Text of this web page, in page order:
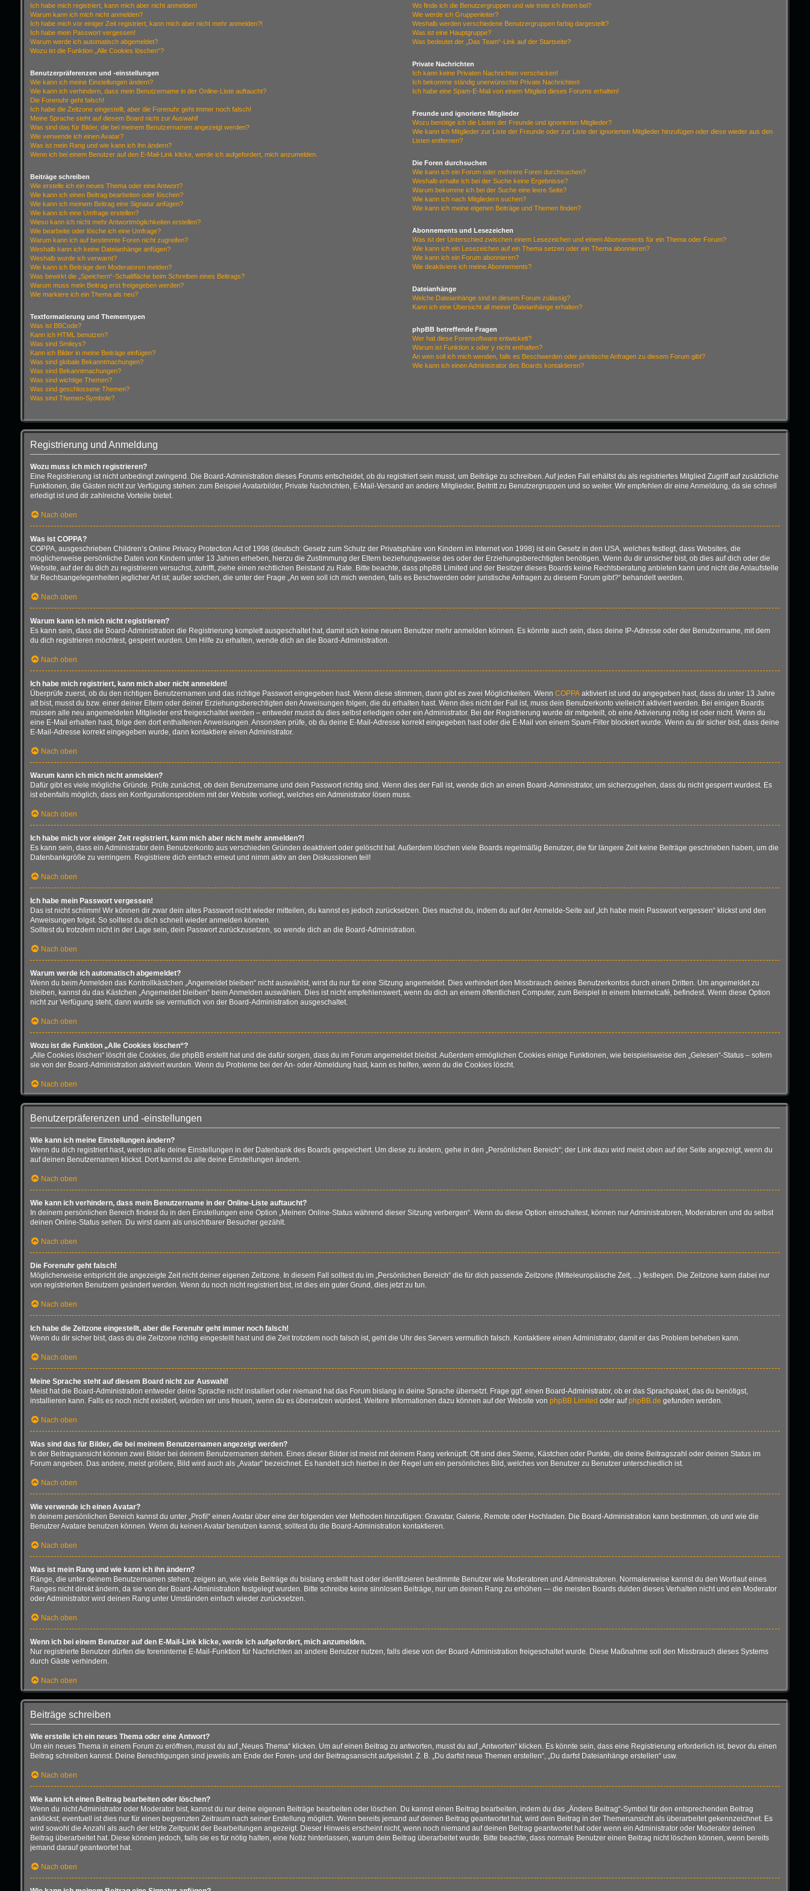
Ich habe mich registriert, kann mich aber nicht anmelden!
Warum kann ich mich nicht anmelden?
Ich habe mich vor einiger Zeit registriert, kann mich aber nicht mehr anmelden?!
Ich habe mein Passwort vergessen!
Warum werde ich automatisch abgemeldet?
Wozu ist die Funktion „Alle Cookies löschen“?
Benutzerpräferenzen und -einstellungen
Wie kann ich meine Einstellungen ändern?
Wie kann ich verhindern, dass mein Benutzername in der Online-Liste auftaucht?
Die Forenuhr geht falsch!
Ich habe die Zeitzone eingestellt, aber die Forenuhr geht immer noch falsch!
Meine Sprache steht auf diesem Board nicht zur Auswahl!
Was sind das für Bilder, die bei meinem Benutzernamen angezeigt werden?
Wie verwende ich einen Avatar?
Was ist mein Rang und wie kann ich ihn ändern?
Wenn ich bei einem Benutzer auf den E-Mail-Link klicke, werde ich aufgefordert, mich anzumelden.
Beiträge schreiben
Wie erstelle ich ein neues Thema oder eine Antwort?
Wie kann ich einen Beitrag bearbeiten oder löschen?
Wie kann ich meinem Beitrag eine Signatur anfügen?
Wie kann ich eine Umfrage erstellen?
Wieso kann ich nicht mehr Antwortmöglichkeiten erstellen?
Wie bearbeite oder lösche ich eine Umfrage?
Warum kann ich auf bestimmte Foren nicht zugreifen?
Weshalb kann ich keine Dateianhänge anfügen?
Weshalb wurde ich verwarnt?
Wie kann ich Beiträge den Moderatoren melden?
Was bewirkt die „Speichern“-Schaltfläche beim Schreiben eines Beitrags?
Warum muss mein Beitrag erst freigegeben werden?
Wie markiere ich ein Thema als neu?
Textformatierung und Thementypen
Was ist BBCode?
Kann ich HTML benutzen?
Was sind Smileys?
Kann ich Bilder in meine Beiträge einfügen?
Was sind globale Bekanntmachungen?
Was sind Bekanntmachungen?
Was sind wichtige Themen?
Was sind geschlossene Themen?
Was sind Themen-Symbole?
Wo finde ich die Benutzergruppen und wie trete ich ihnen bei?
Wie werde ich Gruppenleiter?
Weshalb werden verschiedene Benutzergruppen farbig dargestellt?
Was ist eine Hauptgruppe?
Was bedeutet der „Das Team“-Link auf der Startseite?
Private Nachrichten
Ich kann keine Privaten Nachrichten verschicken!
Ich bekomme ständig unerwünschte Private Nachrichten!
Ich habe eine Spam-E-Mail von einem Mitglied dieses Forums erhalten!
Freunde und ignorierte Mitglieder
Wozu benötige ich die Listen der Freunde und ignorierten Mitglieder?
Wie kann ich Mitglieder zur Liste der Freunde oder zur Liste der ignorierten Mitglieder hinzufügen oder diese wieder aus den
Listen entfernen?
Die Foren durchsuchen
Wie kann ich ein Forum oder mehrere Foren durchsuchen?
Weshalb erhalte ich bei der Suche keine Ergebnisse?
Warum bekomme ich bei der Suche eine leere Seite?
Wie kann ich nach Mitgliedern suchen?
Wie kann ich meine eigenen Beiträge und Themen finden?
Abonnements und Lesezeichen
Was ist der Unterschied zwischen einem Lesezeichen und einem Abonnements für ein Thema oder Forum?
Wie kann ich ein Lesezeichen auf ein Thema setzen oder ein Thema abonnieren?
Wie kann ich ein Forum abonnieren?
Wie deaktiviere ich meine Abonnements?
Dateianhänge
Welche Dateianhänge sind in diesem Forum zulässig?
Kann ich eine Übersicht all meiner Dateianhänge erhalten?
phpBB betreffende Fragen
Wer hat diese Forensoftware entwickelt?
Warum ist Funktion x oder y nicht enthalten?
An wen soll ich mich wenden, falls es Beschwerden oder juristische Anfragen zu diesem Forum gibt?
Wie kann ich einen Administrator des Boards kontaktieren?
Registrierung und Anmeldung
Wozu muss ich mich registrieren?
Eine Registrierung ist nicht unbedingt zwingend. Die Board-Administration dieses Forums entscheidet, ob du registriert sein musst, um Beiträge zu schreiben. Auf jeden Fall erhältst du als registriertes Mitglied Zugriff auf zusätzliche
Funktionen, die Gästen nicht zur Verfügung stehen: zum Beispiel Avatarbilder, Private Nachrichten, E-Mail-Versand an andere Mitglieder, Beitritt zu Benutzergruppen und so weiter. Wir empfehlen dir eine Anmeldung, da sie schnell
erledigt ist und dir zahlreiche Vorteile bietet.
Nach oben
Was ist COPPA?
COPPA, ausgeschrieben Children’s Online Privacy Protection Act of 1998 (deutsch: Gesetz zum Schutz der Privatsphäre von Kindern im Internet von 1998) ist ein Gesetz in den USA, welches festlegt, dass Websites, die
möglicherweise persönliche Daten von Kindern unter 13 Jahren erheben, hierzu die Zustimmung der Eltern beziehungsweise des oder der Erziehungsberechtigten benötigen. Wenn du dir unsicher bist, ob dies auf dich oder die
Website, auf der du dich zu registrieren versuchst, zutrifft, ziehe einen rechtlichen Beistand zu Rate. Bitte beachte, dass phpBB Limited und der Besitzer dieses Boards keine Rechtsberatung anbieten kann und nicht die Anlaufstelle
für Rechtsangelegenheiten jeglicher Art ist; außer solchen, die unter der Frage „An wen soll ich mich wenden, falls es Beschwerden oder juristische Anfragen zu diesem Forum gibt?“ behandelt werden.
Nach oben
Warum kann ich mich nicht registrieren?
Es kann sein, dass die Board-Administration die Registrierung komplett ausgeschaltet hat, damit sich keine neuen Benutzer mehr anmelden können. Es könnte auch sein, dass deine IP-Adresse oder der Benutzername, mit dem
du dich registrieren möchtest, gesperrt wurden. Um Hilfe zu erhalten, wende dich an die Board-Administration.
Nach oben
Ich habe mich registriert, kann mich aber nicht anmelden!
Überprüfe zuerst, ob du den richtigen Benutzernamen und das richtige Passwort eingegeben hast. Wenn diese stimmen, dann gibt es zwei Möglichkeiten. Wenn COPPAaktiviert ist und du angegeben hast, dass du unter 13 Jahre
alt bist, musst du bzw. einer deiner Eltern oder deiner Erziehungsberechtigten den Anweisungen folgen, die du erhalten hast. Wenn dies nicht der Fall ist, muss dein Benutzerkonto vielleicht aktiviert werden. Bei einigen Boards
müssen alle neu angemeldeten Mitglieder erst freigeschaltet werden – entweder musst du dies selbst erledigen oder ein Administrator. Bei der Registrierung wurde dir mitgeteilt, ob eine Aktivierung nötig ist oder nicht. Wenn du
eine E-Mail erhalten hast, folge den dort enthaltenen Anweisungen. Ansonsten prüfe, ob du deine E-Mail-Adresse korrekt eingegeben hast oder die E-Mail von einem Spam-Filter blockiert wurde. Wenn du dir sicher bist, dass deine
E-Mail-Adresse korrekt eingegeben wurde, dann kontaktiere einen Administrator.
Nach oben
Warum kann ich mich nicht anmelden?
Dafür gibt es viele mögliche Gründe. Prüfe zunächst, ob dein Benutzername und dein Passwort richtig sind. Wenn dies der Fall ist, wende dich an einen Board-Administrator, um sicherzugehen, dass du nicht gesperrt wurdest. Es
ist ebenfalls möglich, dass ein Konfigurationsproblem mit der Website vorliegt, welches ein Administrator lösen muss.
Nach oben
Ich habe mich vor einiger Zeit registriert, kann mich aber nicht mehr anmelden?!
Es kann sein, dass ein Administrator dein Benutzerkonto aus verschieden Gründen deaktiviert oder gelöscht hat. Außerdem löschen viele Boards regelmäßig Benutzer, die für längere Zeit keine Beiträge geschrieben haben, um die
Datenbankgröße zu verringern. Registriere dich einfach erneut und nimm aktiv an den Diskussionen teil!
Nach oben
Ich habe mein Passwort vergessen!
Das ist nicht schlimm! Wir können dir zwar dein altes Passwort nicht wieder mitteilen, du kannst es jedoch zurücksetzen. Dies machst du, indem du auf der Anmelde-Seite auf „Ich habe mein Passwort vergessen“ klickst und den
Anweisungen folgst. So solltest du dich schnell wieder anmelden können.
Solltest du trotzdem nicht in der Lage sein, dein Passwort zurückzusetzen, so wende dich an die Board-Administration.
Nach oben
Warum werde ich automatisch abgemeldet?
Wenn du beim Anmelden das Kontrollkästchen „Angemeldet bleiben“ nicht auswählst, wirst du nur für eine Sitzung angemeldet. Dies verhindert den Missbrauch deines Benutzerkontos durch einen Dritten. Um angemeldet zu
bleiben, kannst du das Kästchen „Angemeldet bleiben“ beim Anmelden auswählen. Dies ist nicht empfehlenswert, wenn du dich an einem öffentlichen Computer, zum Beispiel in einem Internetcafé, befindest. Wenn diese Option
nicht zur Verfügung steht, dann wurde sie vermutlich von der Board-Administration ausgeschaltet.
Nach oben
Wozu ist die Funktion „Alle Cookies löschen“?
„Alle Cookies löschen“ löscht die Cookies, die phpBB erstellt hat und die dafür sorgen, dass du im Forum angemeldet bleibst. Außerdem ermöglichen Cookies einige Funktionen, wie beispielsweise den „Gelesen“-Status – sofern
sie von der Board-Administration aktiviert wurden. Wenn du Probleme bei der An- oder Abmeldung hast, kann es helfen, wenn du die Cookies löscht.
Nach oben
Benutzerpräferenzen und -einstellungen
Wie kann ich meine Einstellungen ändern?
Wenn du dich registriert hast, werden alle deine Einstellungen in der Datenbank des Boards gespeichert. Um diese zu ändern, gehe in den „Persönlichen Bereich“; der Link dazu wird meist oben auf der Seite angezeigt, wenn du
auf deinen Benutzernamen klickst. Dort kannst du alle deine Einstellungen ändern.
Nach oben
Wie kann ich verhindern, dass mein Benutzername in der Online-Liste auftaucht?
In deinem persönlichen Bereich findest du in den Einstellungen eine Option „Meinen Online-Status während dieser Sitzung verbergen“. Wenn du diese Option einschaltest, können nur Administratoren, Moderatoren und du selbst
deinen Online-Status sehen. Du wirst dann als unsichtbarer Besucher gezählt.
Nach oben
Die Forenuhr geht falsch!
Möglicherweise entspricht die angezeigte Zeit nicht deiner eigenen Zeitzone. In diesem Fall solltest du im „Persönlichen Bereich“ die für dich passende Zeitzone (Mitteleuropäische Zeit, ...) festlegen. Die Zeitzone kann dabei nur
von registrierten Benutzern geändert werden. Wenn du noch nicht registriert bist, ist dies ein guter Grund, dies jetzt zu tun.
Nach oben
Ich habe die Zeitzone eingestellt, aber die Forenuhr geht immer noch falsch!
Wenn du dir sicher bist, dass du die Zeitzone richtig eingestellt hast und die Zeit trotzdem noch falsch ist, geht die Uhr des Servers vermutlich falsch. Kontaktiere einen Administrator, damit er das Problem beheben kann.
Nach oben
Meine Sprache steht auf diesem Board nicht zur Auswahl!
Meist hat die Board-Administration entweder deine Sprache nicht installiert oder niemand hat das Forum bislang in deine Sprache übersetzt. Frage ggf. einen Board-Administrator, ob er das Sprachpaket, das du benötigst,
installieren kann. Falls es noch nicht existiert, würden wir uns freuen, wenn du es übersetzen würdest. Weitere Informationen dazu können auf der Website von phpBB Limited oder aufphpBB.de gefunden werden.
Nach oben
Was sind das für Bilder, die bei meinem Benutzernamen angezeigt werden?
In der Beitragsansicht können zwei Bilder bei deinem Benutzernamen stehen. Eines dieser Bilder ist meist mit deinem Rang verknüpft: Oft sind dies Sterne, Kästchen oder Punkte, die deine Beitragszahl oder deinen Status im
Forum angeben. Das andere, meist größere, Bild wird auch als „Avatar“ bezeichnet. Es handelt sich hierbei in der Regel um ein persönliches Bild, welches von Benutzer zu Benutzer unterschiedlich ist.
Nach oben
Wie verwende ich einen Avatar?
In deinem persönlichen Bereich kannst du unter „Profil“ einen Avatar über eine der folgenden vier Methoden hinzufügen: Gravatar, Galerie, Remote oder Hochladen. Die Board-Administration kann bestimmen, ob und wie die
Benutzer Avatare benutzen können. Wenn du keinen Avatar benutzen kannst, solltest du die Board-Administration kontaktieren.
Nach oben
Was ist mein Rang und wie kann ich ihn ändern?
Ränge, die unter deinem Benutzernamen stehen, zeigen an, wie viele Beiträge du bislang erstellt hast oder identifizieren bestimmte Benutzer wie Moderatoren und Administratoren. Normalerweise kannst du den Wortlaut eines
Ranges nicht direkt ändern, da sie von der Board-Administration festgelegt wurden. Bitte schreibe keine sinnlosen Beiträge, nur um deinen Rang zu erhöhen — die meisten Boards dulden dieses Verhalten nicht und ein Moderator
oder Administrator wird deinen Rang unter Umständen einfach wieder zurücksetzen.
Nach oben
Wenn ich bei einem Benutzer auf den E-Mail-Link klicke, werde ich aufgefordert, mich anzumelden.
Nur registrierte Benutzer dürfen die foreninterne E-Mail-Funktion für Nachrichten an andere Benutzer nutzen, falls diese von der Board-Administration freigeschaltet wurde. Diese Maßnahme soll den Missbrauch dieses Systems
durch Gäste verhindern.
Nach oben
Beiträge schreiben
Wie erstelle ich ein neues Thema oder eine Antwort?
Um ein neues Thema in einem Forum zu eröffnen, musst du auf „Neues Thema“ klicken. Um auf einen Beitrag zu antworten, musst du auf „Antworten“ klicken. Es könnte sein, dass eine Registrierung erforderlich ist, bevor du einen
Beitrag schreiben kannst. Deine Berechtigungen sind jeweils am Ende der Foren- und der Beitragsansicht aufgelistet. Z. B. „Du darfst neue Themen erstellen“, „Du darfst Dateianhänge erstellen“ usw.
Nach oben
Wie kann ich einen Beitrag bearbeiten oder löschen?
Wenn du nicht Administrator oder Moderator bist, kannst du nur deine eigenen Beiträge bearbeiten oder löschen. Du kannst einen Beitrag bearbeiten, indem du das „Ändere Beitrag“-Symbol für den entsprechenden Beitrag
anklickst; eventuell ist dies nur für einen begrenzten Zeitraum nach seiner Erstellung möglich. Wenn bereits jemand auf deinen Beitrag geantwortet hat, wird dein Beitrag in der Themenansicht als überarbeitet gekennzeichnet. Es
wird sowohl die Anzahl als auch der letzte Zeitpunkt der Bearbeitungen angezeigt. Dieser Hinweis erscheint nicht, wenn noch niemand auf deinen Beitrag geantwortet hat oder wenn ein Administrator oder Moderator deinen
Beitrag überarbeitet hat. Diese können jedoch, falls sie es für nötig halten, eine Notiz hinterlassen, warum dein Beitrag überarbeitet wurde. Bitte beachte, dass normale Benutzer einen Beitrag nicht löschen können, wenn bereits
jemand darauf geantwortet hat.
Nach oben